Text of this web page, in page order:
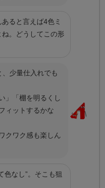
ると言えば4色ミ
。どうしてこの形
少量仕入れでも
」「棚を明るくし
ィットするかな
クワク感も楽しん
色なし”。そこも狙